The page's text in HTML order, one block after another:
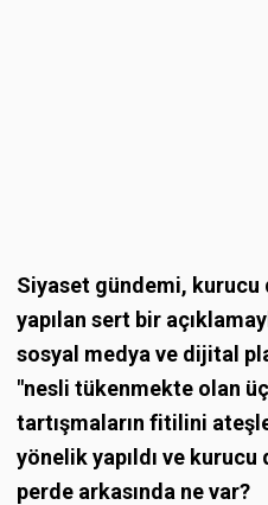
Siyaset gündemi, kurucu
yapılan sert bir
sosyal medya ve dijital
"nesli tükenmekte olan
tartışmaların fitilini
yönelik yapıldı ve
perde arkasında ne var?